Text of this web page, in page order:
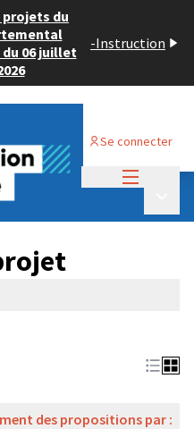
du
du 06 juillet
-Instruction
Se connecter
des propositions par :